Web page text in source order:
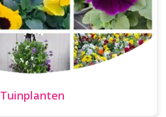
Tuinplanten